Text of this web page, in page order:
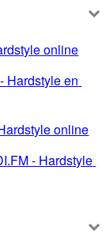
online
Hardstyle en
online
- Hardstyle